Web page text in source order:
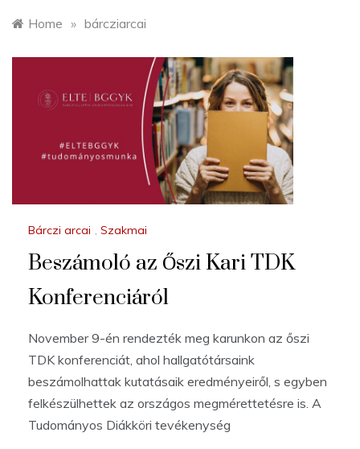
Home » bárcziarcai
Bárczi arcai , Szakmai
Beszámoló az Őszi Kari TDK
Konferenciáról
November 9-én rendezték meg karunkon az őszi
TDK konferenciát, ahol hallgatótársaink
beszámolhattak kutatásaik eredményeiről, s egyben
felkészülhettek az országos megmérettetésre is. A
Tudományos Diákköri tevékenység